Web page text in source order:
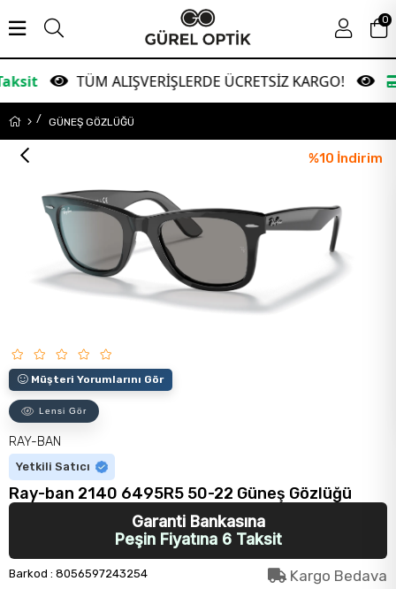
TÜM ALIŞVERİŞLERDE ÜCRETSİZ KARGO! Garanti
0
GÜNEŞ GÖZLÜĞÜ
%10 İndirim
Müşteri Yorumlarını Gör
Lensi Gör
RAY-BAN
Yetkili Satıcı
Ray-ban 2140 6495R5 50-22 Güneş Gözlüğü
Garanti Bankasına
Peşin Fiyatına 6 Taksit
Barkod : 8056597243254 Kargo Bedava